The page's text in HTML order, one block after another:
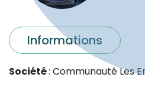
Informations
Société: Communauté Les